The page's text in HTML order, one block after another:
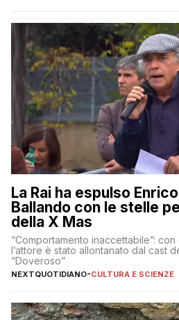
La Rai ha espulso
Ballando con le stelle
della X Mas
“Comportamento inaccettabile”:
l’attore è stato allontanato dal cast
“Doveroso”
NEXTQUOTIDIANO-CULTURA E SCIENZE